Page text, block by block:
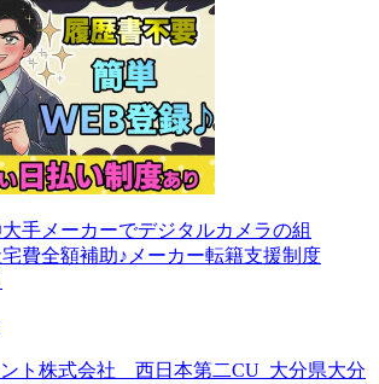
手メーカーでデジタルカメラの組
費全額補助♪メーカー転籍支援制度
ト株式会社 西日本第二CU_大分県大分